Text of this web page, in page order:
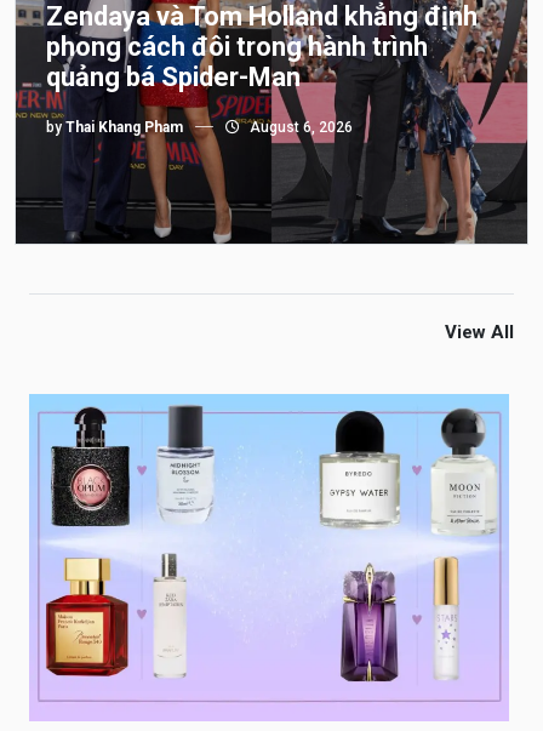
Zendaya và Tom Holland khẳng định
phong cách đôi trong hành trình
quảng bá Spider-Man
by Thai Khang Pham August 6, 2026
View All